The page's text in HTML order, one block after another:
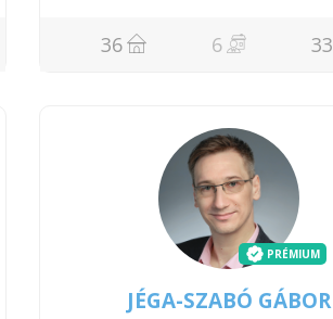
36 6 33
PRÉMIUM
JÉGA-SZABÓ GÁBOR